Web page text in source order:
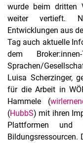
wurde beim dritten
weiter vertieft.
Entwicklungen aus
Tag auch aktuelle
dem
Sprachen/
Luisa Scherzinger,
für die Arbeit in
Hammele (
(HubbS) mit ihren
Plattformen und
Bildungsressourcen.